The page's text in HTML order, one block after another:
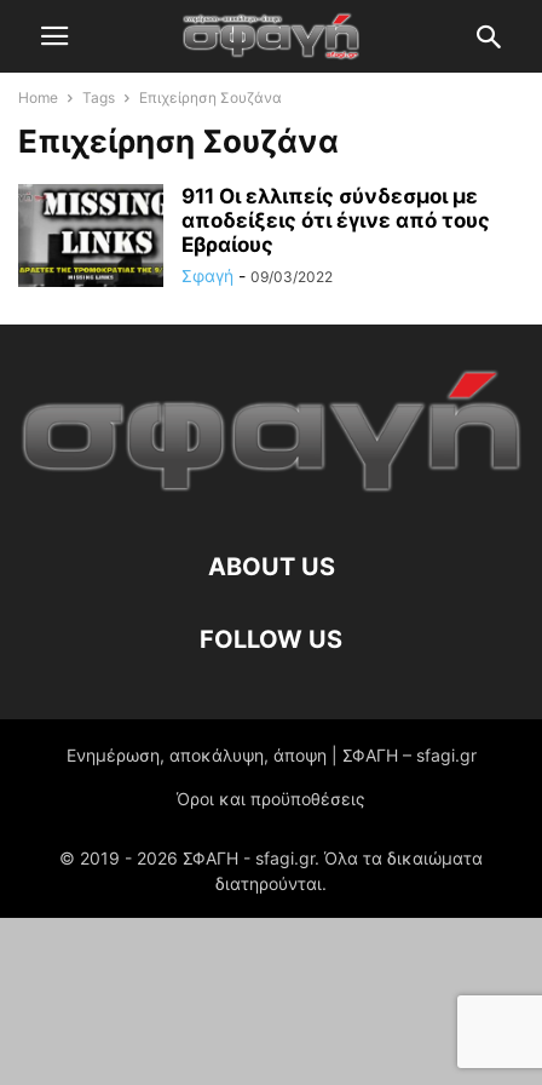
Home Tags Επιχείρηση Σουζάνα
Επιχείρηση Σουζάνα
911 Οι ελλιπείς σύνδεσμοι με
αποδείξεις ότι έγινε από τους
Εβραίους
Σφαγή - 09/03/2022
ABOUT US
FOLLOW US
Ενημέρωση, αποκάλυψη, άποψη | ΣΦΑΓΗ – sfagi.gr
Όροι και προϋποθέσεις
© 2019 - 2026 ΣΦΑΓΗ - sfagi.gr. Όλα τα δικαιώματα
διατηρούνται.